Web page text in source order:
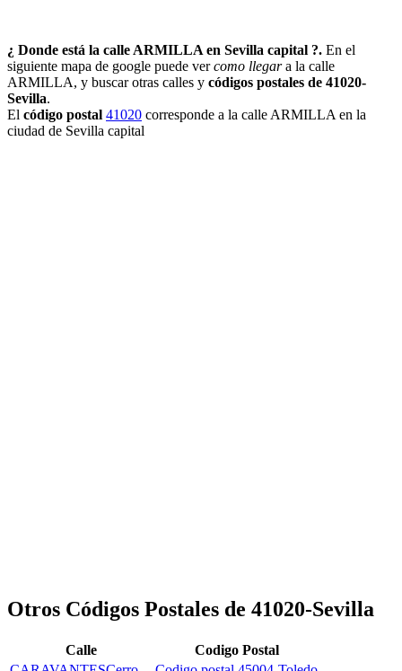
¿ Donde está la calle ARMILLA en Sevilla capital ?. En el
siguiente mapa de google puede vercomo llegara la calle
ARMILLA, y buscar otras calles y códigos postales de 41020-
Sevilla.
El código postal 41020 corresponde a la calle ARMILLA en la
ciudad de Sevilla capital
Otros Códigos Postales de 41020-Sevilla
Calle
Codigo Postal